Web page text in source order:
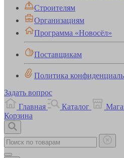
Строителям
Организациям
Программа «Новосёл»
Поставщикам
Политика
Задать вопрос
Главная
Каталог
Корзина